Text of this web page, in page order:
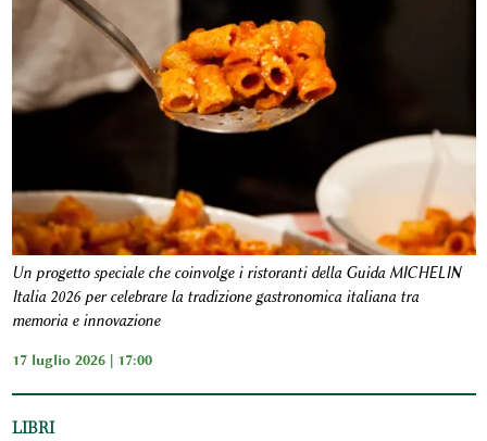
Un progetto speciale che coinvolge i ristoranti della Guida MICHELIN
Italia 2026 per celebrare la tradizione gastronomica italiana tra
memoria e innovazione
17 luglio 2026 | 17:00
LIBRI